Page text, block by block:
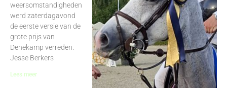
weersomstandigheden
werd zaterdagavond
de eerste versie van de
grote prijs van
Denekamp verreden.
Jesse Berkers
Lees meer